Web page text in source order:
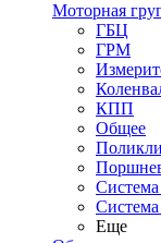
Моторная
ГБЦ
ГРМ
КПП
Общее
Еще